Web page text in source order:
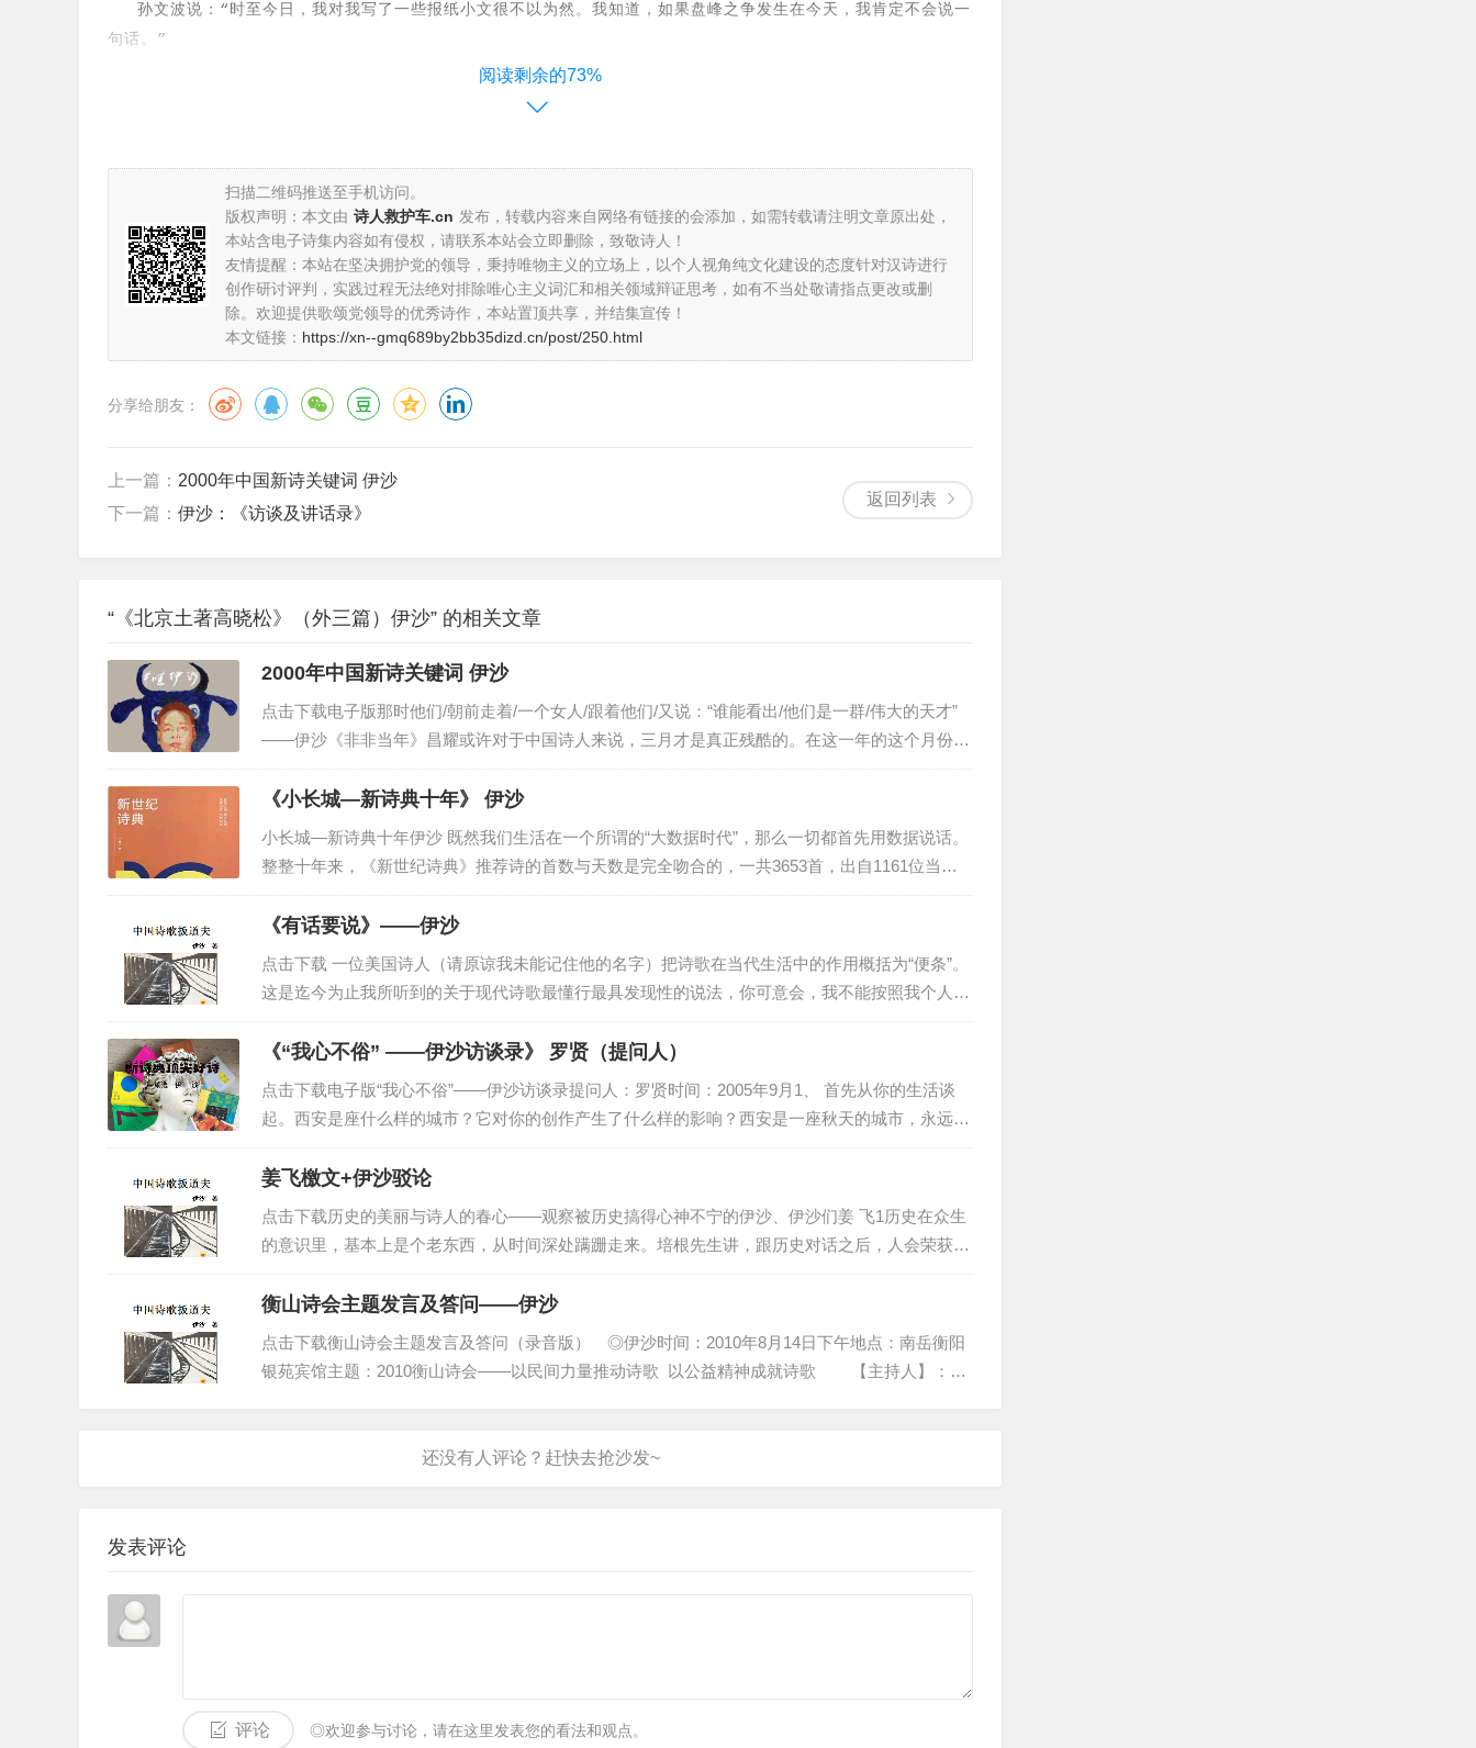
孙文波说：“时至今日，我对我写了一些报纸小文很不以为然。我知道，如果盘峰之争发生在今天，我肯定不会说一
句话。”
这是反思么？他以为人们会相信他反思的真诚态度么？“盘峰论争”也就是一年前的事，那时的孙文波比现在是小了
一岁，但也是成年人啊！他那些“报纸小文”不是他自己写的么？谁逼他了？他现在是看结果悔当初，他不骂人他的平庸
我记得孙文波还在某篇论争文章的结尾处谈到过这么一个意思：让“民间立场”的人去论争吧，他们论争文章写多了
就顾不上作品。真是可乐！这完全是高考前那些笨学生的心理。我在一篇文章中说他“哪壶不开提哪壶”就是指他这个以
作品平庸著称，靠“知识分子”十年来的学术包装起家的人，却整天口口声声作品作品的，让人颇觉滑稽。王家新说：二
十年后再看。看什么？我要没理解错的话，他大概也是指的看作品。他们真以为只有他们才有作品吗？我把话搁这儿：
我用我今天的作品和你们今后二十年累积起来的作品比，我今后二十年的作品另有比处（不是你们），就这么着了。
孙文波说了那么多，最后通向哪儿？他这三百来字没有标题但有题眼——“我要告诉别人的是：我已忘记那鸡巴毛的
论争。”
“鸡巴毛”——这就是孙文波的“人话”吗？抑或是“知识分子”所理解的民间语言（以其对付“民间立场”）？“人心里所
充满的，口里就说出来”青年评论家谢有顺引用圣经的话来针对“知识分子”的某些无稽之谈，还不包括“鸡巴毛”之类。
伊沙
有些人在烂掉，我说的是一些四、五十岁的人，在这里具体指的是一个名叫“陈村”的上海男人。
他喜欢整天呆在网上和一帮网虫厮混，那是我管不着的事。只是有一天，他忽然在电视机里倚傻卖傻地攻击起了现
代诗，让我直想冲过去揪住他的脖领子。
主要是针对我的文章中说：“很少见有小说家跳出来指挥诗人如何如何写诗的，但诗人就很狂，就可以告诉小说家怎样
的小说好，怎样的小说坏。”赵凝说我一提小说家老马原马原的，而在我的印象中，赵凝提到诗人可是老徐志摩徐志摩
的，这就是差距，这就是不对等，这就是我可以骂小说而你不能骂诗歌的根本。如果赵凝女士还是不服气的话就请看你
的著名同行陈村先生在湖南卫视《新青年》节目中的腐朽表演。
当沈浩波、尹丽川等四位青年诗人各朗诵完自己的一首诗后，这个唯老不尊的陈村陈不住气了，开始大加攻击。让
我感到邪恶的是他提到了于坚的《0档案》，他借此教育沈浩波说：你的诗缺乏形式感，而《0档案》就很有形式感。在
我看来，在诗界于坚属于革命的一类，沈浩波属于继续革命的一类，用革命来压制继续革命，是为邪恶。而此种邪恶在
陈村那里表现出的是小说家的浅薄（在我看来在中国的小说家身上从来都充斥着官文场的气息），他就是要用你们认可
的名诗人来压你，一压一个准？借口“形式”什么的。但是我告诉你，于坚有于坚的形式，沈浩波有沈浩波的形式，他们
之间不是相互取消的关系，你能谈出于坚的形式你就谈于坚，你看不出沈浩波的形式就不要断言他没有。
接下来令人喷饭的事情发生了，这个陈村要进行现场即兴做诗的表演，他以为这是玩古诗呐？古诗的形式是给定
的，你即兴做诗的形式是刚从沈浩波那儿偷来的（你偷来了你认为没有的东西），你在偷来的形式里制造了一堆文字垃
圾：我从上海来到长沙，见到一伙青年诗人，我们在房间里聊天，后来我们去吃夜宵了……别丢人了！你用别人的形式制
造垃圾能证明别人形式的问题吗？小说圈里逻辑混乱的人真是太多了。
还有一个叫李冯的住在北京的广西人，过去也曾在《他们》上发过点诗，这点经历并不影响他说起诗来傻气乱冒，
他说时代感并不是摸一摸发廊女的屁股就能达到的。针对的是我的《在发廊里》一诗。在我的印象中，他也混在其中的
思，就是写这类题材要有悲天悯人之心。除此就不能动用别的情绪了？我真是又一次见识了小说圈这类面瓜的智力。难
道小说就真是等而下之的一类“艺术”？
还是回到陈村吧，他要自己烂掉你是拦不住的，还是在这次电视活动之前，有个记者问他：你和王朔见面，他会不
北京土著高晓松
印象中他是一写歌的，作词作曲都能玩。
阅读剩余的73%
扫描二维码推送至手机访问。
版权声明：本文由 诗人救护车.cn 发布，转载内容来自网络有链接的会添加，如需转载请注明文章原出处，
本站含电子诗集内容如有侵权，请联系本站会立即删除，致敬诗人！
友情提醒：本站在坚决拥护党的领导，秉持唯物主义的立场上，以个人视角纯文化建设的态度针对汉诗进行
创作研讨评判，实践过程无法绝对排除唯心主义词汇和相关领域辩证思考，如有不当处敬请指点更改或删
除。欢迎提供歌颂党领导的优秀诗作，本站置顶共享，并结集宣传！
本文链接： https://xn--gmq689by2bb35dizd.cn/post/250.html
分享给朋友：
返回列表
上一篇： 2000年中国新诗关键词 伊沙
下一篇： 伊沙：《访谈及讲话录》
“《北京土著高晓松》（外三篇）伊沙” 的相关文章
2000年中国新诗关键词 伊沙
点击下载电子版那时他们/朝前走着/一个女人/跟着他们/又说：“谁能看出/他们是一群/伟大的天才”
——伊沙《非非当年》昌耀或许对于中国诗人来说，三月才是真正残酷的。在这一年的这个月份，
从无数个电话听筒里传出的是身患绝症的昌耀先生自高楼扑向大地的消息。我是在前一年的冬天就
得知昌耀先生将不久于人世的，他托...
《小长城—新诗典十年》 伊沙
小长城—新诗典十年伊沙 既然我们生活在一个所谓的“大数据时代”，那么一切都首先用数据说话。
整整十年来，《新世纪诗典》推荐诗的首数与天数是完全吻合的，一共3653首，出自1161位当代
诗人之手，年度大奖一“李白诗歌奖”共评10届，系列诗会举办了104场。10年应该是3650天，为什
么是365...
《有话要说》——伊沙
点击下载 一位美国诗人（请原谅我未能记住他的名字）把诗歌在当代生活中的作用概括为“便条”。
这是迄今为止我所听到的关于现代诗歌最懂行最具发现性的说法，你可意会，我不能按照我个人的
理解去阐释它一个字。 ...
《“我心不俗” ——伊沙访谈录》 罗贤（提问人）
点击下载电子版“我心不俗”——伊沙访谈录提问人：罗贤时间：2005年9月1、 首先从你的生活谈
起。西安是座什么样的城市？它对你的创作产生了什么样的影响？西安是一座秋天的城市，永远灰
蒙蒙的，恍若隔世之城。它让我内心安静，创作自然就有保障了。2、 我们知道，除了写诗你还进
行其它文体的创作。在生活中，你是...
姜飞檄文+伊沙驳论
点击下载历史的美丽与诗人的春心——观察被历史搞得心神不宁的伊沙、伊沙们姜 飞1历史在众生
的意识里，基本上是个老东西，从时间深处蹒跚走来。培根先生讲，跟历史对话之后，人会荣获智
慧加持，像被黄教法王摩了顶，而法王在我们的想象里，大抵比较老迈。但历史未必真的那么老
迈，尤其在感情丰富的男性诗人眼里，估计历史...
衡山诗会主题发言及答问——伊沙
点击下载衡山诗会主题发言及答问（录音版） ◎伊沙时间：2010年8月14日下午地点：南岳衡阳
银苑宾馆主题：2010衡山诗会——以民间力量推动诗歌 以公益精神成就诗歌 【主持人】：通
发表评论
评论 ◎欢迎参与讨论，请在这里发表您的看法和观点。